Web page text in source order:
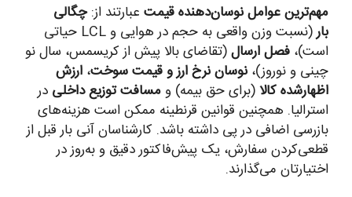
مهم‌ترین عوامل نوسان‌دهنده قیمت عبارتند از:چگالی
بار
(نسبت وزن واقعی به حجم در هوایی و LCL حیاتی
است)، فصل ارسال(تقاضای بالا پیش از کریسمس، سال نو
چینی و نوروز)، نوسان نرخ ارز و قیمت سوخت، ارزش
اظهارشده کالا(برای حق بیمه) ومسافت توزیع داخلی در
استرالیا. همچنین قوانین قرنطینه ممکن است هزینه‌های
بازرسی اضافی در پی داشته باشد. کارشناسان آنی بار قبل از
قطعی‌کردن سفارش، یک پیش‌فاکتور دقیق و به‌روز در
اختیارتان می‌گذارند.